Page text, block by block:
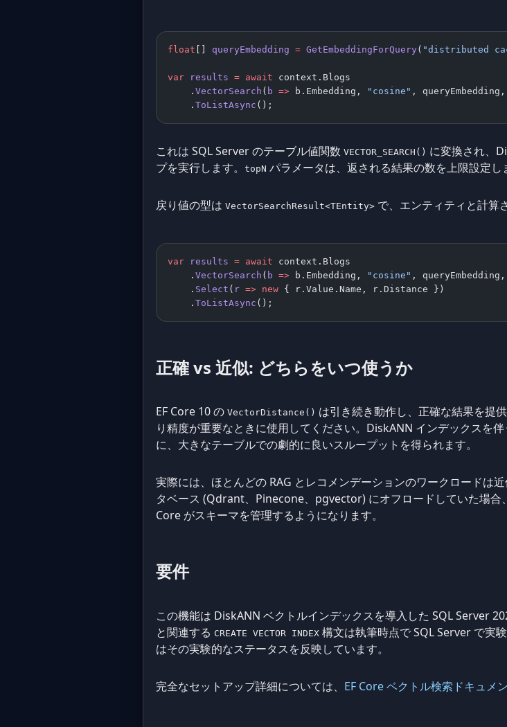
float [] queryEmbedding = GetEmbeddingForQuery( "distributed
var results = await context.Blogs
    .
VectorSearch ( b => b.Embedding, "cosine" , queryEmbedding,
    .
ToListAsync ();
これは SQL Server のテーブル値関数 VECTOR_SEARCH() に変換され、
プを実行します。
topN パラメータは、返される結果の数を上限設定し
戻り値の型は VectorSearchResult<TEntity> で、エンティティと計算
var results = await context.Blogs
    .
VectorSearch ( b => b.Embedding, "cosine" , queryEmbedding,
    .
Select ( r => new { r.Value.Name, r.Distance })
    .
ToListAsync ();
正確 vs 近似: どちらをいつ使うか
EF Core 10 の VectorDistance() は引き続き動作し、正確な結果を提
り精度が重要なときに使用してください。DiskANN インデックスを伴
に、大きなテーブルでの劇的に良いスループットを得られます。
実際には、ほとんどの RAG とレコメンデーションのワークロードは
タベース (Qdrant、Pinecone、pgvector) にオフロードしていた場合
Core がスキーマを管理するようになります。
要件
この機能は DiskANN ベクトルインデックスを導入した SQL Server
と関連する CREATE VECTOR INDEX 構文は執筆時点で SQL Server で実
はその実験的なステータスを反映しています。
完全なセットアップ詳細については、 EF Core ベクトル検索ドキュメ